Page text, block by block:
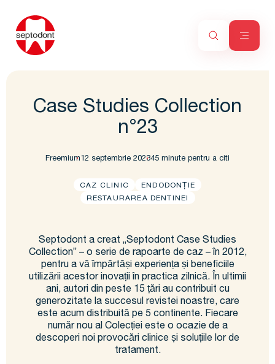
Case Studies Collection
n°23
Freemium12 septembrie 202345 minute pentru a citi
CAZ CLINIC
ENDODONȚIE
RESTAURAREA DENTINEI
Septodont a creat „Septodont Case Studies
Collection” – o serie de rapoarte de caz – în 2012,
pentru a vă împărtăși experiența și beneficiile
utilizării acestor inovații în practica zilnică. În ultimii
ani, autori din peste 15 țări au contribuit cu
generozitate la succesul revistei noastre, care
este acum distribuită pe 5 continente. Fiecare
număr nou al Colecției este o ocazie de a
descoperi noi provocări clinice și soluțiile lor de
tratament.